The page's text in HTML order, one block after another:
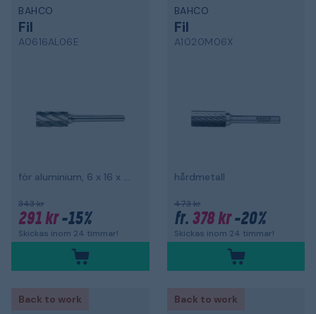
BAHCO
Fil
A0616AL06E
för aluminium, 6 x 16 x 51 mm
343 kr
291 kr-15%
Skickas inom 24 timmar!
BAHCO
Fil
A1020M06X
hårdmetall
473 kr
fr. 378 kr-20%
Skickas inom 24 timmar!
Back to work
Back to work